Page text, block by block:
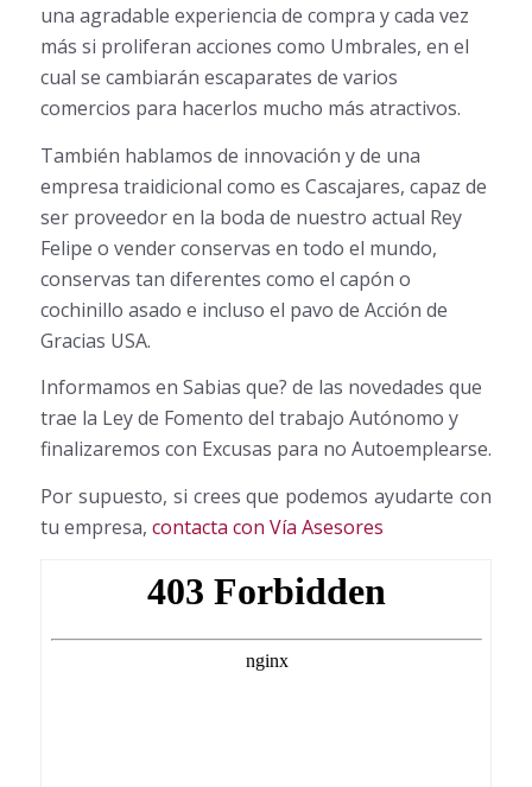
una agradable experiencia de compra y cada vez
más si proliferan acciones como Umbrales, en el
cual se cambiarán escaparates de varios
comercios para hacerlos mucho más atractivos.
También hablamos de innovación y de una
empresa traidicional como es Cascajares, capaz de
ser proveedor en la boda de nuestro actual Rey
Felipe o vender conservas en todo el mundo,
conservas tan diferentes como el capón o
cochinillo asado e incluso el pavo de Acción de
Gracias USA.
Informamos en Sabias que? de las novedades que
trae la Ley de Fomento del trabajo Autónomo y
finalizaremos con Excusas para no Autoemplearse.
Por supuesto, si crees que podemos ayudarte con
tu empresa, contacta con Vía Asesores